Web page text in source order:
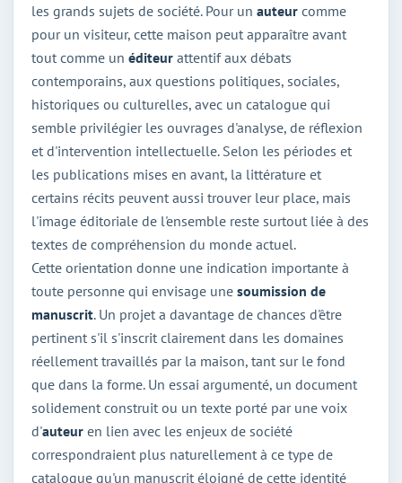
les grands sujets de société. Pour un auteur comme
pour un visiteur, cette maison peut apparaître avant
tout comme un éditeur attentif aux débats
contemporains, aux questions politiques, sociales,
historiques ou culturelles, avec un catalogue qui
semble privilégier les ouvrages d'analyse, de réflexion
et d'intervention intellectuelle. Selon les périodes et
les publications mises en avant, la littérature et
certains récits peuvent aussi trouver leur place, mais
l'image éditoriale de l'ensemble reste surtout liée à des
textes de compréhension du monde actuel.
Cette orientation donne une indication importante à
toute personne qui envisage une soumission de
manuscrit. Un projet a davantage de chances d'être
pertinent s'il s'inscrit clairement dans les domaines
réellement travaillés par la maison, tant sur le fond
que dans la forme. Un essai argumenté, un document
solidement construit ou un texte porté par une voix
d'auteur en lien avec les enjeux de société
correspondraient plus naturellement à ce type de
catalogue qu'un manuscrit éloigné de cette identité